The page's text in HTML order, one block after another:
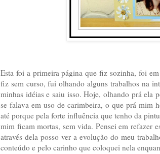
Esta foi a primeira página que fiz sozinha, foi
fiz sem curso, fui olhando alguns trabalhos na
minhas idéias e saiu isso. Hoje, olhando prá ela
se falava em uso de carimbeira, o que prá mim
até porque pela forte influência que tenho da
mim ficam mortas, sem vida. Pensei em refazer
através dela posso ver a evolução do meu
conteúdo e pelo carinho que coloquei nela